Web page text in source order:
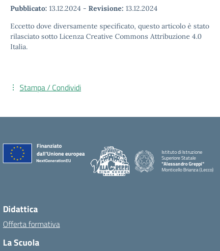
Pubblicato: 13.12.2024 - Revisione: 13.12.2024
Eccetto dove diversamente specificato, questo articolo è stato
rilasciato sotto Licenza Creative Commons Attribuzione 4.0
Italia.
Stampa / Condividi
Istituto di Istruzione
Superiore Statale
"Alessandro Greppi"
Monticello Brianza (Lecco)
Didattica
Offerta formativa
La Scuola